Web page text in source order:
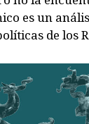
es un
de los